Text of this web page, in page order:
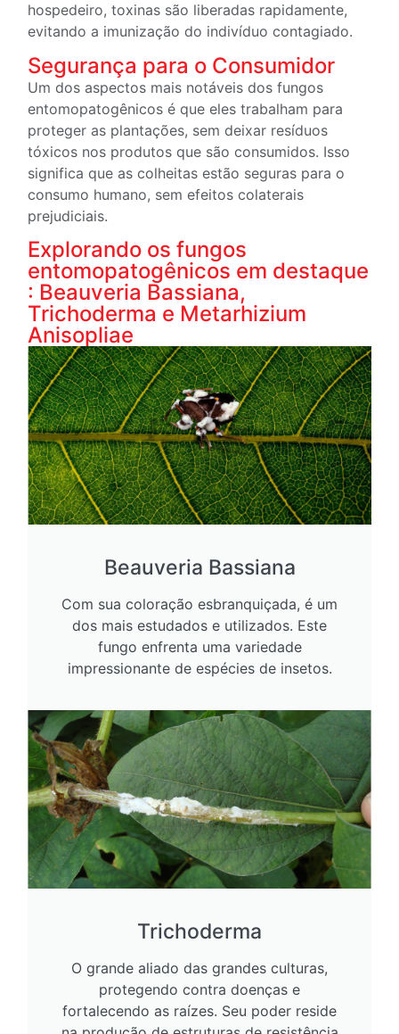
hospedeiro, toxinas são liberadas rapidamente,
evitando a imunização do indivíduo contagiado.
Segurança para o Consumidor
Um dos aspectos mais notáveis dos fungos
entomopatogênicos é que eles trabalham para
proteger as plantações, sem deixar resíduos
tóxicos nos produtos que são consumidos. Isso
significa que as colheitas estão seguras para o
consumo humano, sem efeitos colaterais
prejudiciais.
Explorando os fungos
entomopatogênicos em destaque
: Beauveria Bassiana,
Trichoderma e Metarhizium
Anisopliae
Beauveria Bassiana
Com sua coloração esbranquiçada, é um
dos mais estudados e utilizados. Este
fungo enfrenta uma variedade
impressionante de espécies de insetos.
Trichoderma
O grande aliado das grandes culturas,
protegendo contra doenças e
fortalecendo as raízes. Seu poder reside